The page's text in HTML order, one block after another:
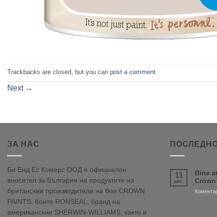
Trackbacks are closed, but you can post a comment
Next →
ЗА НАС
Би Енд Ес Комерс ООД е официален
вносител за България на продуктите на
британския производители на бои CROWN
PAINTS, боите RONSEAL, бранд на
американския SHERWIN-WILLIAMS, както и
11
авг.
Bine
Crown